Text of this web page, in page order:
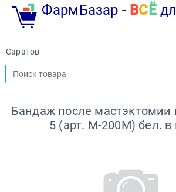
ФармБазар - ВС Ё
Саратов
Бандаж после мастэктомии
5 (арт. М-200М) бел. в